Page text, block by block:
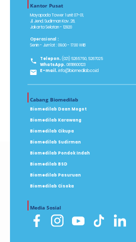
Kantor Pusat
Mayapada Tower 1 unit 07-01,
Jl. Jend. Sudirman Kav. 28,
Jakarta Selatan - 12920
Operasional :
Senin - Jum'at : 09.00 - 17.00 WIB
Telepon. (021) 5265750, 5267025
WhatsApp. 08118600123
E-mail. info@biomedilab.co.id
Cabang Biomedilab
Biomedilab Daan Mogot
Biomedilab Karawang
Biomedilab Cikupa
Biomedilab Sudirman
Biomedilab Pondok Indah
Biomedilab BSD
Biomedilab Pasuruan
Biomedilab Cisoka
Media Sosial